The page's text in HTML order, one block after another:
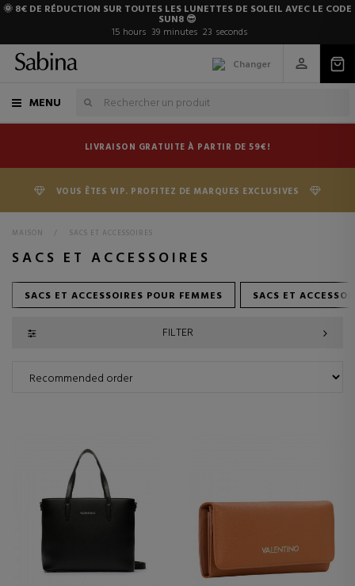
🌞 8€ DE RÉDUCTION SUR TOUTES LES LUNETTES DE SOLEIL AVEC LE CODE
SUN8 😎
15 hours 39 minutes 22 seconds
Changer
MENU
LIVRAISON GRATUITE À PARTIR DE 59€!
VOUS ÊTES VIP. PROFITEZ DE MARQUES EXCLUSIVES
MAISON > SACS ET ACCESSOIRES
SACS ET ACCESSOIRES
SACS ET ACCESSOIRES POUR FEMMES SACS ET
FILTER